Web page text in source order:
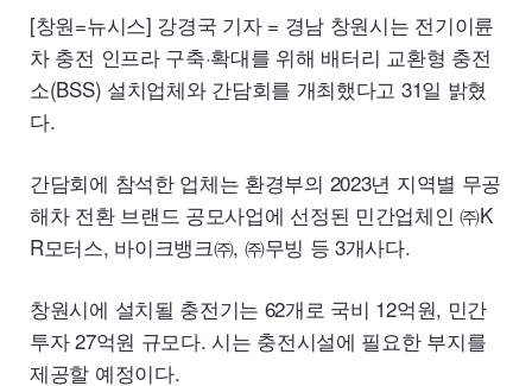
[창원=뉴시스] 강경국 기자 = 경남 창원시는 전기이륜
차 충전 인프라 구축·확대를 위해 배터리 교환형 충전
소(BSS) 설치업체와 간담회를 개최했다고 31일 밝혔
다.
간담회에 참석한 업체는 환경부의 2023년 지역별 무공
해차 전환 브랜드 공모사업에 선정된 민간업체인 ㈜K
R모터스, 바이크뱅크㈜, ㈜무빙 등 3개사다.
창원시에 설치될 충전기는 62개로 국비 12억원, 민간
투자 27억원 규모다. 시는 충전시설에 필요한 부지를
제공할 예정이다.